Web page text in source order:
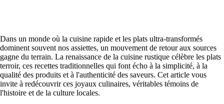
Dans un monde où la cuisine rapide et les plats ultra-transformés
dominent souvent nos assiettes, un mouvement de retour aux sources
gagne du terrain. La renaissance de la cuisine rustique célèbre les plats
terroir, ces recettes traditionnelles qui font écho à la simplicité, à la
qualité des produits et à l'authenticité des saveurs. Cet article vous
invite à redécouvrir ces joyaux culinaires, véritables témoins de
l'histoire et de la culture locales.